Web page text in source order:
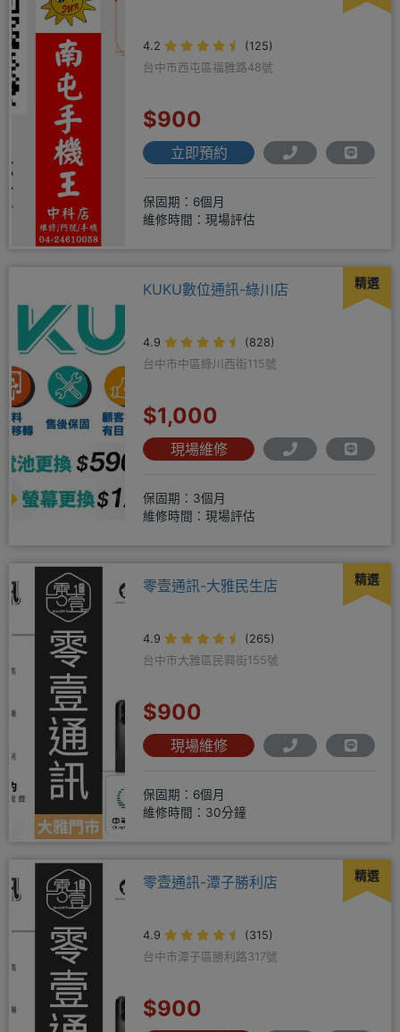
4.2
(125)
台中市西屯區福雅路48號
$900
立即預約
保固期：6個月
維修時間：現場評估
精選
KUKU數位通訊-綠川店
4.9
(828)
台中市中區綠川西街115號
$1,000
現場維修
保固期：3個月
維修時間：現場評估
精選
零壹通訊-大雅民生店
4.9
(265)
台中市大雅區民興街155號
$900
現場維修
保固期：6個月
維修時間：30分鐘
精選
零壹通訊-潭子勝利店
4.9
(315)
台中市潭子區勝利路317號
$900